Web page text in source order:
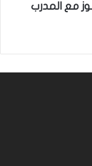
مع المدرب